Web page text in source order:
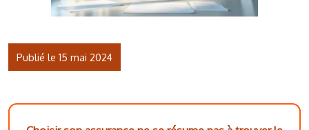
Publié le 15 mai 2024